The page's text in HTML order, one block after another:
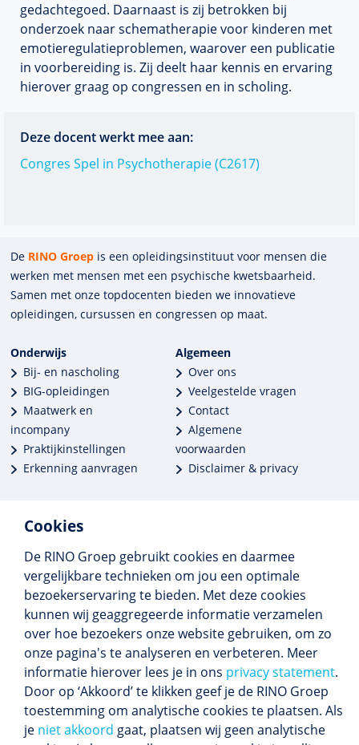
Cookies
De RINO Groep gebruikt cookies en daarmee
vergelijkbare technieken om jou een optimale
bezoekerservaring te bieden. Met deze cookies
kunnen wij geaggregeerde informatie verzamelen
over hoe bezoekers onze website gebruiken, om zo
onze pagina's te analyseren en verbeteren. Meer
informatie hierover lees je in ons privacy statement.
Door op ‘Akkoord’ te klikken geef je de RINO Groep
toestemming om analytische cookies te plaatsen. Als
je niet akkoord gaat, plaatsen wij geen analytische
gedachtegoed. Daarnaast is zij betrokken bij
onderzoek naar schematherapie voor kinderen met
emotieregulatieproblemen, waarover een publicatie
in voorbereiding is. Zij deelt haar kennis en ervaring
hierover graag op congressen en in scholing.
Deze docent werkt mee aan:
Congres Spel in Psychotherapie (C2617)
De RINO Groep is een opleidings­insti­tuut voor mensen die
werken met mensen met een psychische kwets­baar­heid.
Samen met onze top­docenten bieden we innova­tieve
opleidingen, cursussen en congres­sen op maat.
Onderwijs
Bij- en nascholing
BIG-opleidingen
Maatwerk en
incompany
Praktijkinstellingen
Erkenning aanvragen
Algemeen
Over ons
Veelgestelde vragen
Contact
Algemene
voorwaarden
Disclaimer & privacy
Meer dan 250 opleidingen
Alle BIG-opleidingen in huis
Cedeo-erkend en CRKBO-geregistreerd
Gemiddelde beoordeling 8,4
Volg ons
Blijf op de hoogte van het (nieuwe) scholings­
aanbod en ons laatste nieuws.